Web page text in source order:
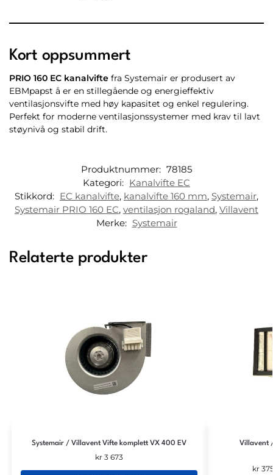
Kort oppsummert
PRIO 160 EC kanalvifte fra Systemair er produsert av
EBMpapst å er en stillegående og energieffektiv
ventilasjonsvifte med høy kapasitet og enkel regulering.
Perfekt for moderne ventilasjonssystemer med krav til lavt
støynivå og stabil drift.
Produktnummer: 78185
Kategori: Kanalvifte EC
Stikkord: EC kanalvifte, kanalvifte 160 mm, Systemair,
Systemair PRIO 160 EC, ventilasjon rogaland, Villavent
Merke: Systemair
Relaterte produkter
Systemair / Villavent Vifte komplett VX 400 EV
kr3 673
Villavent
kr